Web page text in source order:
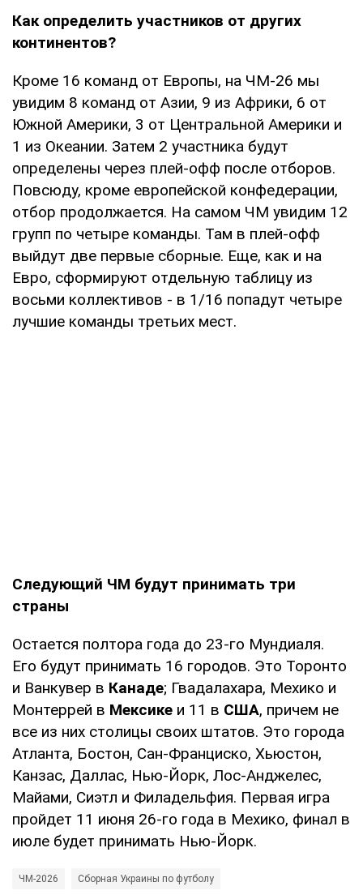
Как определить участников от других
континентов?
Кроме 16 команд от Европы, на ЧМ-26 мы
увидим 8 команд от Азии, 9 из Африки, 6 от
Южной Америки, 3 от Центральной Америки и
1 из Океании. Затем 2 участника будут
определены через плей-офф после отборов.
Повсюду, кроме европейской конфедерации,
отбор продолжается. На самом ЧМ увидим 12
групп по четыре команды. Там в плей-офф
выйдут две первые сборные. Еще, как и на
Евро, сформируют отдельную таблицу из
восьми коллективов - в 1/16 попадут четыре
лучшие команды третьих мест.
Следующий ЧМ будут принимать три
страны
Остается полтора года до 23-го Мундиаля.
Его будут принимать 16 городов. Это Торонто
и Ванкувер в Канаде; Гвадалахара, Мехико и
Монтеррей в Мексике и 11 в США, причем не
все из них столицы своих штатов. Это города
Атланта, Бостон, Сан-Франциско, Хьюстон,
Канзас, Даллас, Нью-Йорк, Лос-Анджелес,
Майами, Сиэтл и Филадельфия. Первая игра
пройдет 11 июня 26-го года в Мехико, финал в
июле будет принимать Нью-Йорк.
ЧМ-2026 Сборная Украины по футболу